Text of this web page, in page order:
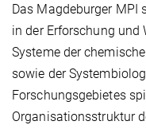
Das Magdeburger MPI
in der Erforschung
Systeme der
sowie der
Forschungsgebietes
Organisationsstruktur